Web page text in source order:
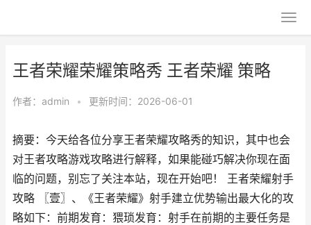
王者荣耀荣耀策略秀 王者荣耀 策略
作者： admin • 更新时间：2026-06-01
摘要：今天给各位分享王者荣耀攻略秀的知识，其中也会
对王者攻略游戏攻略进行解释，如果能碰巧解决你现在面
临的问题，别忘了关注本站，现在开始吧！ 王者荣耀射手
攻略 〖壹〗、《王者荣耀》射手建立优势输出最大化的攻
略如下：前期发育：猥琐发育：射手在前期的主要任务是